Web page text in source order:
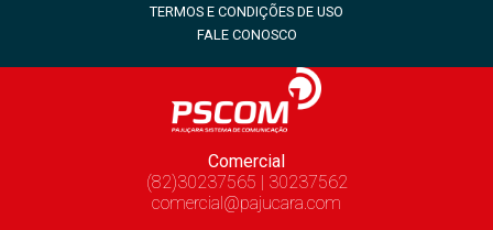
TERMOS E CONDIÇÕES DE USO
FALE CONOSCO
Comercial
(82)30237565 | 30237562
comercial@pajucara.com